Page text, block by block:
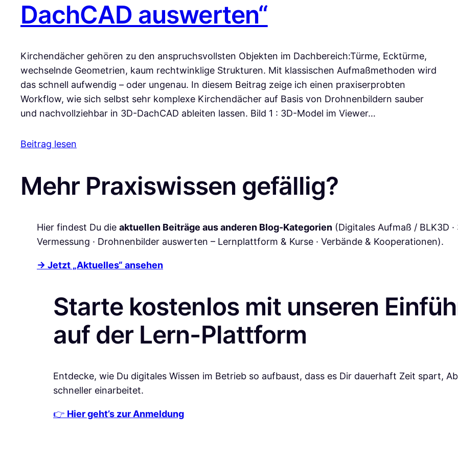
DachCAD auswerten“
Kirchendächer gehören zu den anspruchsvollsten Objekten im Dachbereich:Türme, Ecktürme,
wechselnde Geometrien, kaum rechtwinklige Strukturen. Mit klassischen Aufmaßmethoden wird
das schnell aufwendig – oder ungenau. In diesem Beitrag zeige ich einen praxiserprobten
Workflow, wie sich selbst sehr komplexe Kirchendächer auf Basis von Drohnenbildern sauber
und nachvollziehbar in 3D-DachCAD ableiten lassen. Bild 1 : 3D-Model im Viewer…
Beitrag lesen
Mehr Praxiswissen gefällig?
Hier findest Du die aktuellen Beiträge aus anderen Blog-Kategorien (Digitales Aufmaß / BLK3D
Vermessung · Drohnenbilder auswerten – Lernplattform & Kurse · Verbände & Kooperationen).
→ Jetzt „Aktuelles“ ansehen
Starte kostenlos mit unseren
auf der Lern-Plattform
Entdecke, wie Du digitales Wissen im Betrieb so aufbaust, dass es Dir dauerhaft Zeit spart,
schneller einarbeitet.
👉 Hier geht’s zur Anmeldung